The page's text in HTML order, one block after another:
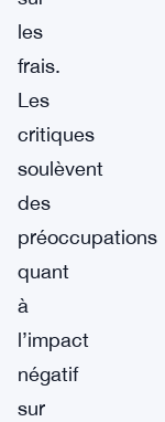
les
frais.
Les
critiques
soulèvent
des
préoccupations
quant
à
l’impact
négatif
sur